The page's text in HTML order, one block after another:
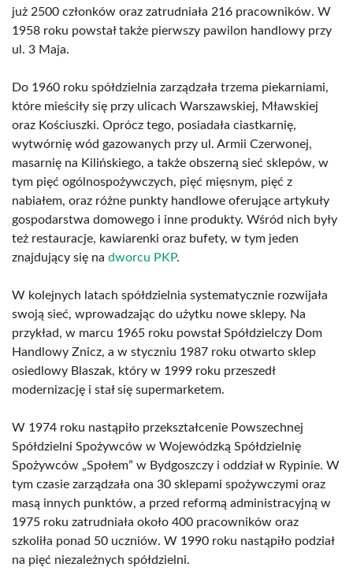
już 2500 członków oraz zatrudniała 216 pracowników. W
1958 roku powstał także pierwszy pawilon handlowy przy
ul. 3 Maja.
Do 1960 roku spółdzielnia zarządzała trzema piekarniami,
które mieściły się przy ulicach Warszawskiej, Mławskiej
oraz Kościuszki. Oprócz tego, posiadała ciastkarnię,
wytwórnię wód gazowanych przy ul. Armii Czerwonej,
masarnię na Kilińskiego, a także obszerną sieć sklepów, w
tym pięć ogólnospożywczych, pięć mięsnym, pięć z
nabiałem, oraz różne punkty handlowe oferujące artykuły
gospodarstwa domowego i inne produkty. Wśród nich były
też restauracje, kawiarenki oraz bufety, w tym jeden
znajdujący się na dworcu PKP.
W kolejnych latach spółdzielnia systematycznie rozwijała
swoją sieć, wprowadzając do użytku nowe sklepy. Na
przykład, w marcu 1965 roku powstał Spółdzielczy Dom
Handlowy Znicz, a w styczniu 1987 roku otwarto sklep
osiedlowy Blaszak, który w 1999 roku przeszedł
modernizację i stał się supermarketem.
W 1974 roku nastąpiło przekształcenie Powszechnej
Spółdzielni Spożywców w Wojewódzką Spółdzielnię
Spożywców „Społem” w Bydgoszczy i oddział w Rypinie. W
tym czasie zarządzała ona 30 sklepami spożywczymi oraz
masą innych punktów, a przed reformą administracyjną w
1975 roku zatrudniała około 400 pracowników oraz
szkoliła ponad 50 uczniów. W 1990 roku nastąpiło podział
na pięć niezależnych spółdzielni.